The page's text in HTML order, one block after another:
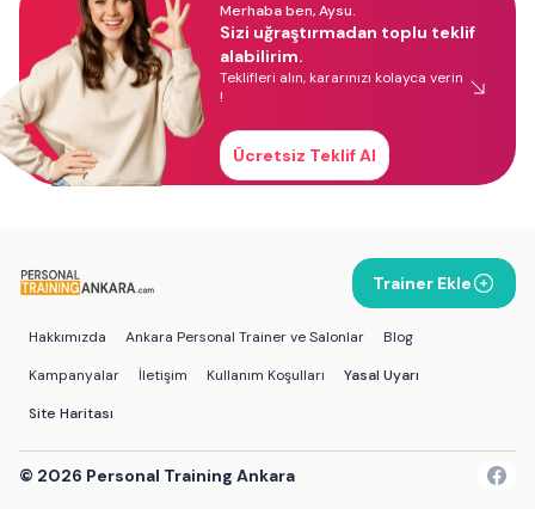
Merhaba ben, Aysu.
Sizi uğraştırmadan toplu teklif
alabilirim.
Teklifleri alın, kararınızı kolayca verin
!
Ücretsiz Teklif Al
Trainer Ekle
Hakkımızda Ankara Personal Trainer ve Salonlar
Blog
Kampanyalar
İletişim Kullanım Koşulları
Yasal Uyarı
Site Haritası
© 2026 Personal Training Ankara